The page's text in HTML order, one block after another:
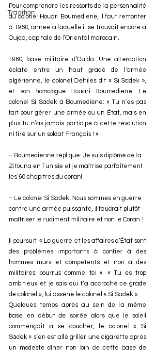
Tradition
Pour comprendre les ressorts de la personnalité
du colonel Houari Boumediene, il faut remonter
à 1960, année à laquelle il se trouvait encore à
Oujda, capitale de l’Oriental marocain.
1960, base militaire d’Oujda. Une altercation
éclate entre un haut gradé de l’armée
algérienne, le colonel Dehiles dit « Si Sadek »,
et son homologue Houari Boumediene. Le
colonel Si Sadek à Boumediène: « Tu n’es pas
fait pour gérer une armée ou un État, mais en
plus tu n’as jamais participé à cette révolution
ni tiré sur un soldat Français ! »
– Boumedienne réplique: Je suis diplômé de la
Zitouna en Tunisie et je maîtrise parfaitement
les 60 chapitres du coran!
– Le colonel Si Sadek: Nous sommes en guerre
contre une armée puissante, il faudrait plutôt
maîtriser le rudiment militaire et non le Coran !
Il poursuit: « La guerre et les affaires d’État sont
des problèmes importants à confier à des
hommes mûrs et compétents et non à des
militaires bourrus comme toi ». « Tu es trop
ambitieux et je sais qui t’a accroché ce grade
de colonel », lui assène le colonel « Si Sadek ».
Quelques temps après au sein de la même
base en début de soirée alors que le soleil
commençait à se coucher, le colonel « Si
Sadek » s’en est allé griller une cigarette après
un modeste dîner non loin de cette base de